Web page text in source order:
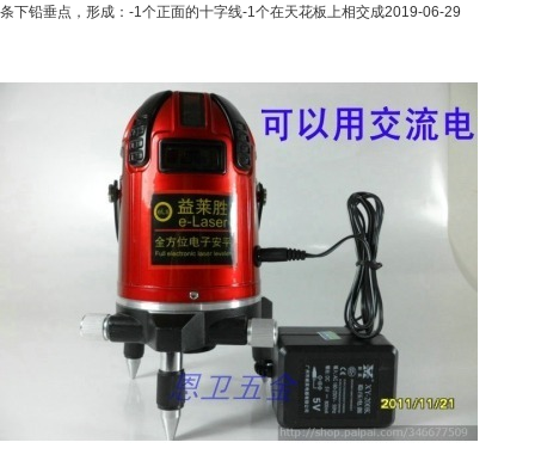
条下铅垂点，形成：-1个正面的十字线-1个在天花板上相交成2019-06-29